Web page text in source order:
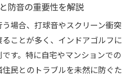
防音の重要性を解説
場合、打球音やスクリーン衝突
ことが多く、インドアゴルフに
す。特に自宅やマンションでの
民とのトラブルを未然に防ぐた